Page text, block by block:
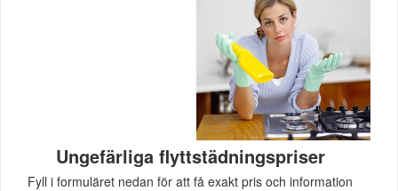
Ungefärliga flyttstädningspriser
Fyll i formuläret nedan för att få exakt pris och information